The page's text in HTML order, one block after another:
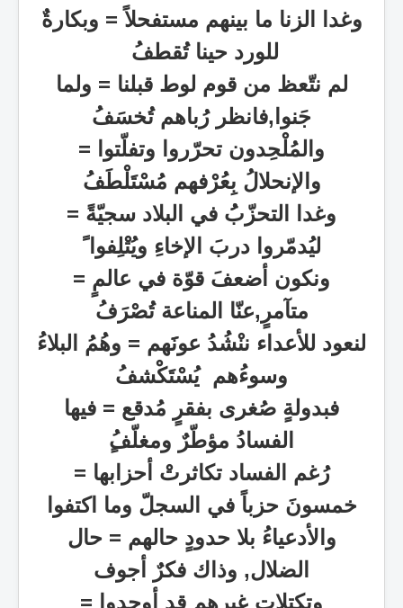
وغدا الزنا ما بينهم مستفحلاً = وبكارةٌ
للورد حينا تُقطفُ
لم نتّعظ من قوم لوط قبلنا = ولما
جَنوا,فانظر رُباهم تُخسَفُ
والمُلْحِدون تحرّروا وتفلّتوا =
والإنحلالُ بِعُرْفهم مُسْتَلْطَفُ
وغدا التحزّبُُ في البلاد سجيّةً =
ليُدمّروا دربَ الإخاءِ ويُتْلِفوا ً
ونكون أضعفَ قوّة في عالمٍ =
متآمرٍ,عنّا المناعة تُصْرَفُ
لنعود للأعداء ننْشُدُ عونََهم = وهُمُ البلاءُ
وسوءُهم يُسْتَكْشفُ
فبدولةٍ صُغرى بفقرٍ مُدقع = فيها
الفسادُ مؤطّرٌ ومغلّفُ
رُغم الفساد تكاثرتْ أحزابها =
خمسونَ حزباً في السجلّ وما اكتفوا
والأدعياءُ بلا حدودٍ حالهم = حال
الضلال, وذاك فكرٌ أجوف
وتكتلاتٍ غيرهم قد أوجدوا =